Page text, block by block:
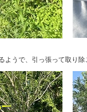
ようで、引っ張って取り